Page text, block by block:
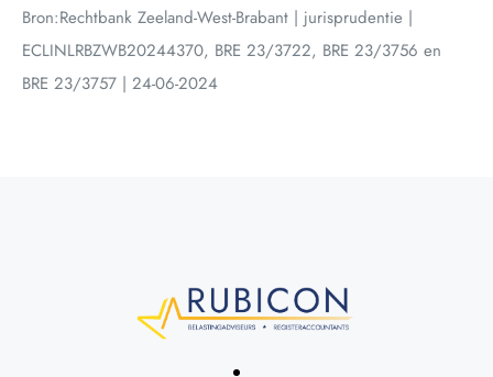
Bron:Rechtbank Zeeland-West-Brabant | jurisprudentie |
ECLINLRBZWB20244370, BRE 23/3722, BRE 23/3756 en
BRE 23/3757 | 24-06-2024